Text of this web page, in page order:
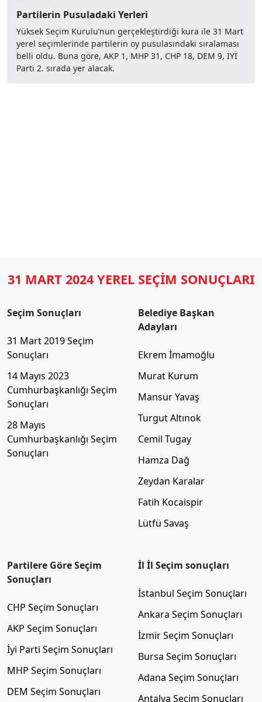
Partilerin Pusuladaki Yerleri
Yüksek Seçim Kurulu’nun gerçekleştirdiği kura ile 31 Mart
yerel seçimlerinde partilerin oy pusulasındaki sıralaması
belli oldu. Buna göre, AKP 1, MHP 31, CHP 18, DEM 9, İYİ
Parti 2. sırada yer alacak.
31 MART 2024 YEREL SEÇİM SONUÇLARI
Seçim Sonuçları
31 Mart 2019 Seçim
Sonuçları
14 Mayıs 2023
Cumhurbaşkanlığı Seçim
Sonuçları
28 Mayıs
Cumhurbaşkanlığı Seçim
Sonuçları
Belediye Başkan
Adayları
Ekrem İmamoğlu
Murat Kurum
Mansur Yavaş
Turgut Altınok
Cemil Tugay
Hamza Dağ
Zeydan Karalar
Fatih Kocaispir
Lütfü Savaş
Partilere Göre Seçim
Sonuçları
CHP Seçim Sonuçları
AKP Seçim Sonuçları
İyi Parti Seçim Sonuçları
MHP Seçim Sonuçları
DEM Seçim Sonuçları
İl İl Seçim sonuçları
İstanbul Seçim Sonuçları
Ankara Seçim Sonuçları
İzmir Seçim Sonuçları
Bursa Seçim Sonuçları
Adana Seçim Sonuçları
Antalya Seçim Sonuçları